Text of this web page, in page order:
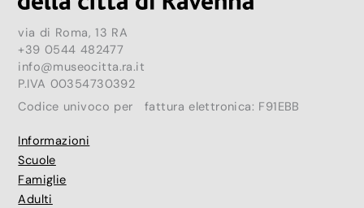
via di Roma, 13 RA
+39 0544 482477
info@museocitta.ra.it
P.IVA 00354730392
Codice univoco per fattura elettronica: F91EBB
Informazioni
Scuole
Famiglie
Adulti